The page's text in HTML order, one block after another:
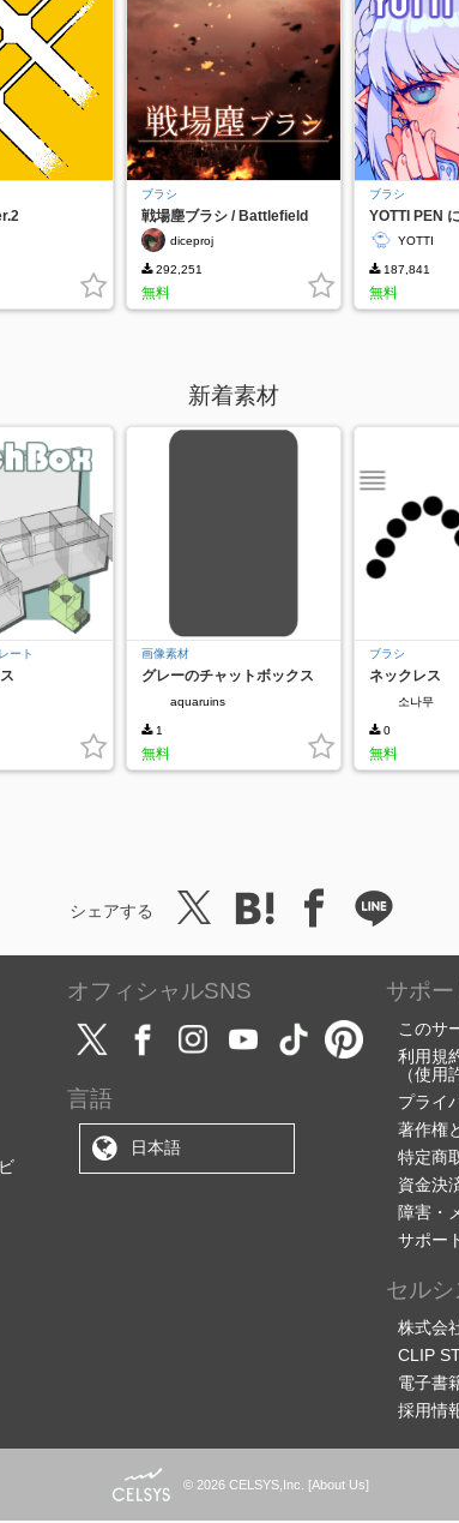
ブラシ
戦場塵ブラシ / Battlefield
Dusts Brush
diceproj
292,251
無料
ブラシ
YOTTI PEN
ければならな
YOTTI
187,841
無料
新着素材
ート 画像素材
グレーのチャットボックス
aquaruins
1
無料
ブラシ
ネックレス
소나무
0
無料
シェアする
オフィシャルSNS
言語
日本語
サポー
このサ
利用規
（使
プライ
著作権
特定商
資金決
障害・
サポー
セル
株式会
CLIP
電子書
採用情
© 2026 CELSYS,Inc. [About Us]